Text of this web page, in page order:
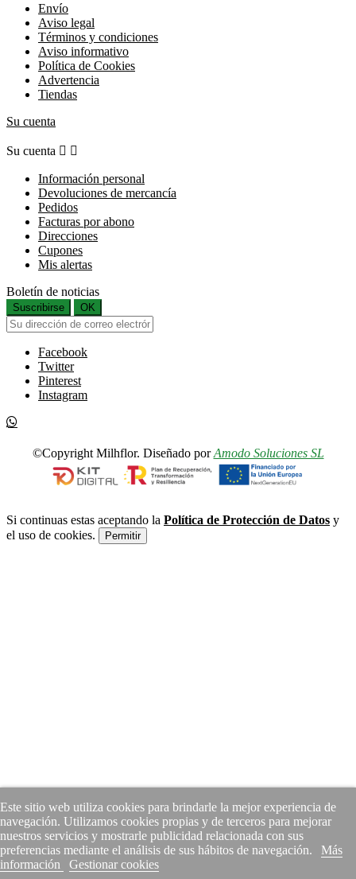
Este sitio web utiliza cookies para brindarle la mejor experiencia de
navegación. Utilizamos cookies propias y de terceros para mejorar
nuestros servicios y mostrarle publicidad relacionada con sus
preferencias mediante el análisis de sus hábitos de navegación.
Más
información
Gestionar cookies
Envío
Aviso legal
Términos y condiciones
Aviso informativo
Política de Cookies
Advertencia
Tiendas
Su cuenta
Su cuenta  
Información personal
Devoluciones de mercancía
Pedidos
Facturas por abono
Direcciones
Cupones
Mis alertas
Boletín de noticias
Suscribirse OK
Facebook
Twitter
Pinterest
Instagram
©Copyright Milhflor. Diseñado porAmodo Soluciones SL
Si continuas estas aceptando la Política de Protección de Datos y
el uso de cookies.
Permitir